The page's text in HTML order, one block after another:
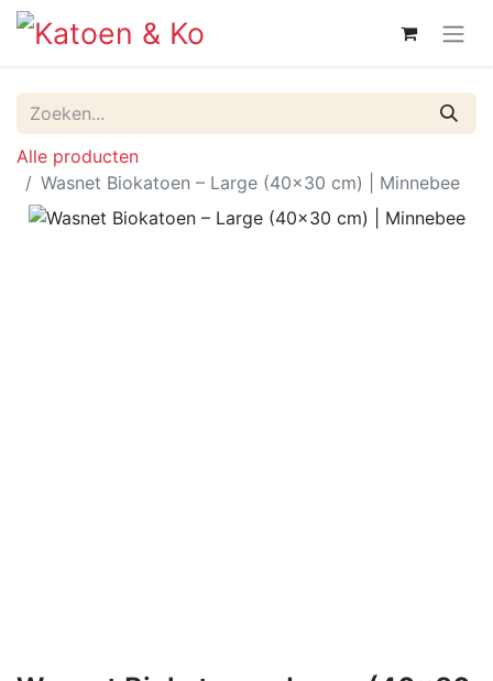
Alle producten
Wasnet Biokatoen – Large (40×30 cm) | Minnebee